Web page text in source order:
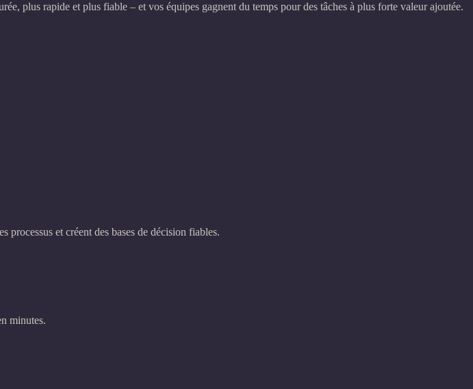
plus rapide et plus fiable – et vos équipes gagnent du temps pour des tâches à plus forte valeur ajoutée.
et créent des bases de décision fiables.
minutes.